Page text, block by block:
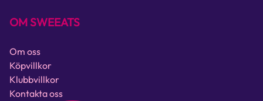
OM SWEEATS
Om oss
Köpvillkor
Klubbvillkor
Kontakta oss